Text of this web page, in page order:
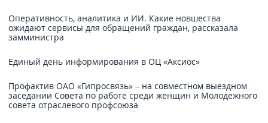
Оперативность, аналитика и ИИ. Какие новшества
ожидают сервисы для обращений граждан, рассказала
замминистра
Единый день информирования в ОЦ «Аксиос»
Профактив ОАО «Гипросвязь» – на совместном выездном
заседании Совета по работе среди женщин и Молодежного
совета отраслевого профсоюза